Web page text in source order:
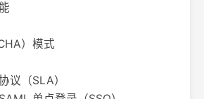
）模式
议（SLA）